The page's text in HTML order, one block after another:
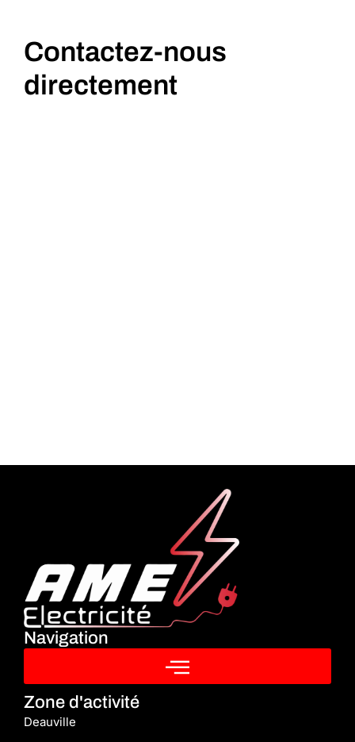
Contactez-nous
directement
Navigation
Zone d'activité
Deauville